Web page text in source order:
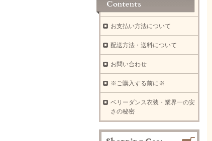
お支払い方法について
配送方法・送料について
お問い合わせ
※ご購入する前に※
ベリーダンス衣装・業界一の安
さの秘密